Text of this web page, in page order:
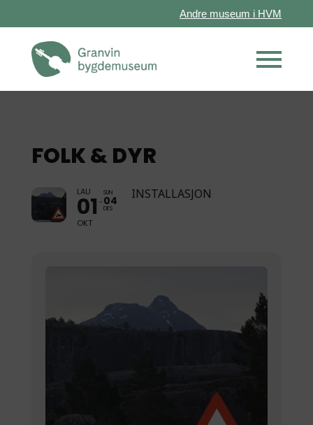
Andre museum i HVM
FOLK & DYR
LAU
01
OKT
SUN
04
DES
INSTALLASJON